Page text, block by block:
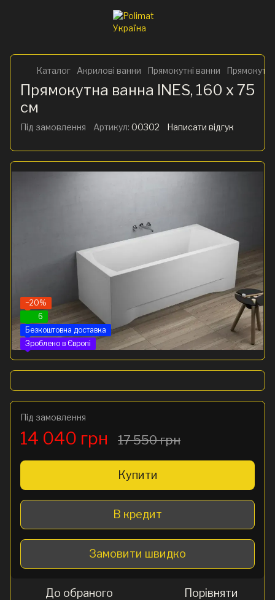
Каталог Акрилові ванни Прямокутні ванни
Прямокутна ванна INES, 160 x 75
см
Під замовлення Артикул: 00302 Написати відгук
−20%
6
Безкоштовна доставка
Зроблено в Європі
Під замовлення
14 040 грн 17 550 грн
Купити
В кредит
Замовити швидко
До обраного Порівняти